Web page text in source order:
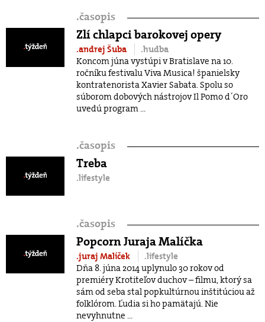
.časopis
Zlí chlapci barokovej opery
.andrej Šuba
.hudba
Koncom júna vystúpi v Bratislave na 10.
ročníku festivalu Viva Musica! španielsky
kontratenorista Xavier Sabata. Spolu so
súborom dobových nástrojov Il Pomo d´Oro
uvedú program ...
.časopis
Treba
.lifestyle
.časopis
Popcorn Juraja Malíčka
.juraj Malíček
.lifestyle
Dňa 8. júna 2014 uplynulo 30 rokov od
premiéry Krotiteľov duchov – filmu, ktorý sa
sám od seba stal popkultúrnou inštitúciou až
folklórom. Ľudia si ho pamätajú. Nie
nevyhnutne ...